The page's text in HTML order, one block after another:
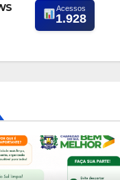
Acessos
1.928